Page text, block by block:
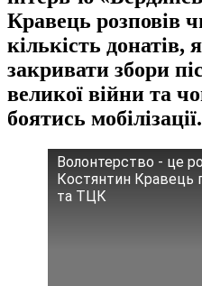
Кравець розповів
кількість донатів,
закривати збори
великої війни та
боятись мобілізації.
Волонтерство - це
Костянтин Кравець
та ТЦК